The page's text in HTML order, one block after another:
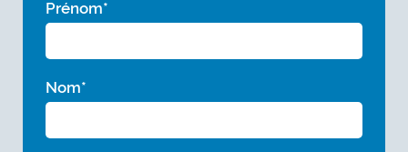
Prénom*
Nom*